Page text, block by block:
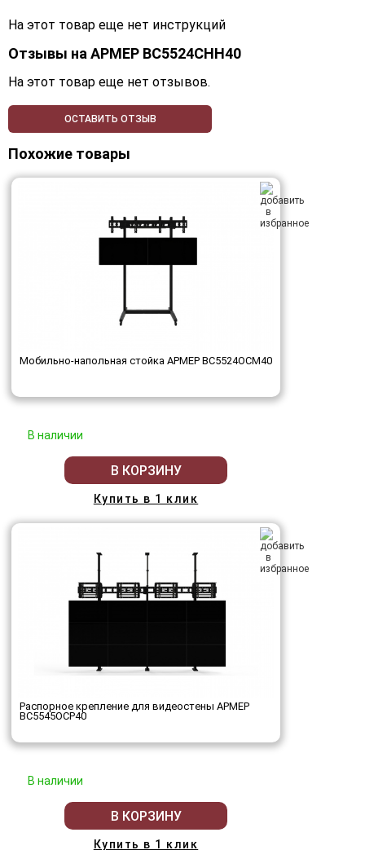
На этот товар еще нет инструкций
Отзывы наАРМЕР ВС5524СНН40
На этот товар еще нет отзывов.
ОСТАВИТЬ ОТЗЫВ
Похожие товары
Мобильно-напольная стойка АРМЕР ВС5524ОСМ40
В наличии
В КОРЗИНУ
Купить в 1 клик
Распорное крепление для видеостены АРМЕР
ВС5545ОСР40
В наличии
В КОРЗИНУ
Купить в 1 клик